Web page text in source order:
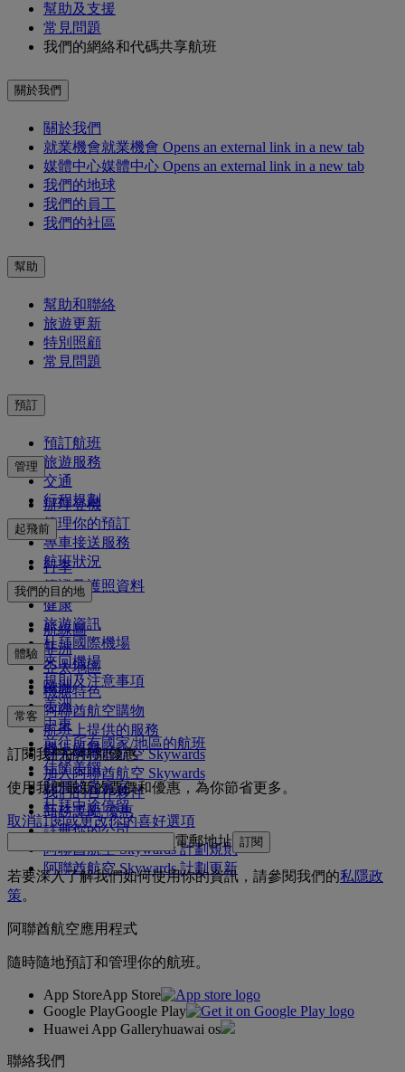
幫助及支援
常見問題
我們的網絡和代碼共享航班
關於我們
關於我們
就業機會就業機會 Opens an external link in a new tab
媒體中心媒體中心 Opens an external link in a new tab
我們的地球
我們的員工
我們的社區
幫助
幫助和聯絡
旅遊更新
特別照顧
常見問題
預訂
預訂航班
旅遊服務
交通
行程規劃
管理
辦理登機
管理你的預訂
專車接送服務
航班狀況
起飛前
行李
簽證及護照資料
健康
旅遊資訊
杜拜國際機場
來回機場
規則及注意事項
我們的目的地
航線圖
非洲
亞太地區
歐洲
美洲
中東
前往所有國家/地區的航班
體驗
機艙特色
阿聯酋航空購物
航班上提供的服務
機上娛樂
佳餚美饌
我們的貴賓室
杜拜中途停留
常客
登入阿聯酋航空 Skywards
加入阿聯酋航空 Skywards
我們的合作夥伴
商務獎勵 優惠
註冊你的公司
阿聯酋航空 Skywards 計劃規則
阿聯酋航空 Skywards 計劃更新
訂閱我們的特別優惠
使用我們最新的票價和優惠，為你節省更多。
取消訂閱或更改你的喜好選項
電郵地址 訂閱
若要深入了解我們如何使用你的資訊，請參閱我們的私隱政
策。
阿聯酋航空應用程式
隨時隨地預訂和管理你的航班。
App StoreApp Store
Google PlayGoogle Play
Huawei App Galleryhuawai os
聯絡我們